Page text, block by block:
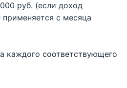
руб. (если доход
с месяца
каждого соответствующего